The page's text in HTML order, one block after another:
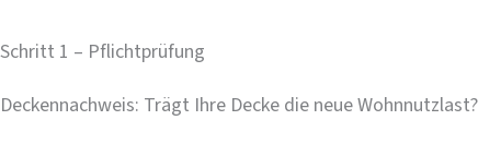
Schritt 1 – Pflichtprüfung
Deckennachweis: Trägt Ihre Decke die neue Wohnnutzlast?